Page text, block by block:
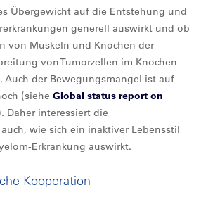
Übergewicht auf die Entstehung und
generell auswirkt und ob
von Muskeln und Knochen der
von Tumorzellen im Knochen
Auch der Bewegungsmangel ist auf
(siehe Global status report on
Daher interessiert die
wie sich ein inaktiver Lebensstil
Erkrankung auswirkt.
Kooperation